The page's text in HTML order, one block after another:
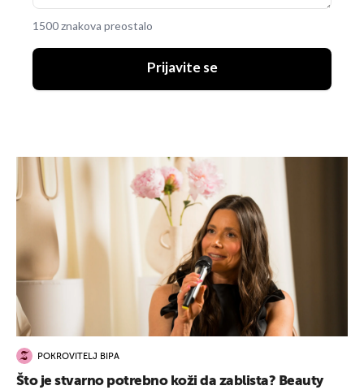
1500 znakova preostalo
Prijavite se
POKROVITELJ BIPA
Što je stvarno potrebno koži da zablista? Beauty